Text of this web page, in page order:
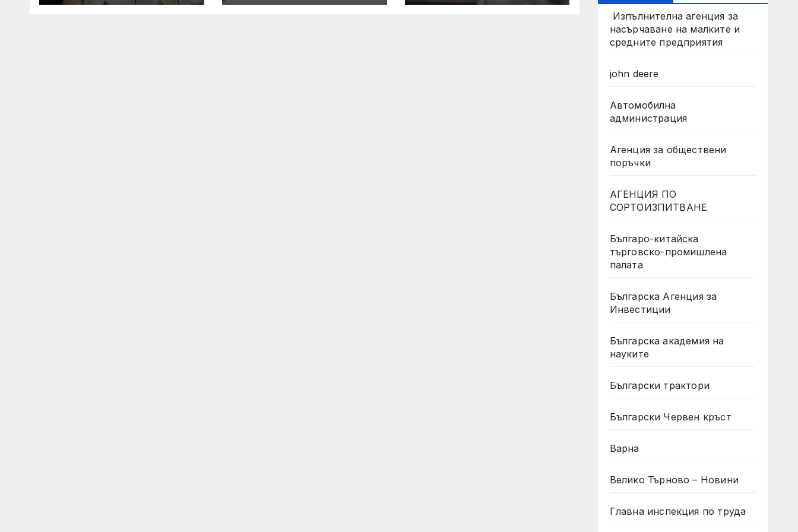
предпочитана
мерки, не само от
тръбопровод край
Изпълнителна агенция за
насърчаване на малките и
средните предприятия
john deere
Автомобилна
администрация
Агенция за обществени
поръчки
АГЕНЦИЯ ПО
СОРТОИЗПИТВАНЕ
Българо-китайска
търговско-промишлена
палата
Българска Агенция за
Инвестиции
Българска академия на
науките
Български трактори
Български Червен кръст
Варна
Велико Търново – Новини
Главна инспекция по труда